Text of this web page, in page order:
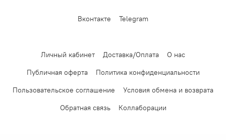
Вконтакте Telegram
Личный кабинет Доставка/Оплата
О нас
Публичная оферта
Политика конфиденциальности
Пользовательское соглашение
Условия обмена и возврата
Обратная связь
Коллаборации